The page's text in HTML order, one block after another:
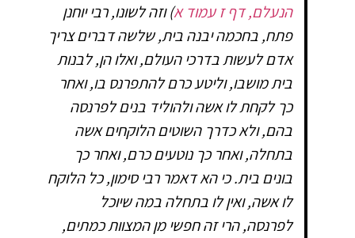
הנעלם, דף ז עמוד א) וזה לשונו, רבי יוחנן
פתח, בחכמה יבנה בית, שלשה דברים צריך
אדם לעשות בדרכי העולם, ואלו הן, לבנות
בית מושבו, וליטע כרם להתפרנס בו, ואחר
כך לקחת לו אשה ולהוליד בנים לפרנסה
בהם, ולא כדרך השוטים הלוקחים אשה
בתחלה, ואחר כך נוטעים כרם, ואחר כך
בונים בית. כי הא דאמר רבי סימון, כל הלוקח
לו אשה, ואין לו בתחלה במה שיוכל
לפרנסה, הרי זה חפשי מן המצוות כמתים,